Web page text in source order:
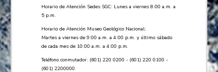
Horario de Atención Sedes SGC: Lunes a viernes 8.00 a.m. a
5 p.m.
Horario de Atención Museo Geológico Nacional:
Martes a viernes de 9:00 a.m. a 4:00 p.m. y último sábado
de cada mes de 10:00 a.m. a 4:00 p.m.
Teléfono conmutador: (601) 220 0200 - (601) 220 0100 -
(601) 2200000